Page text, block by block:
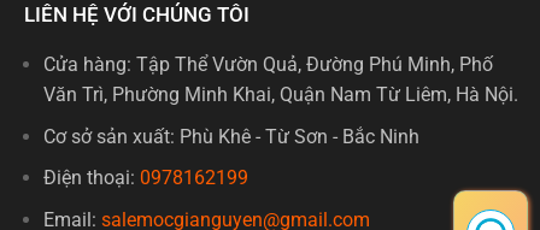
LIÊN HỆ VỚI CHÚNG TÔI
Cửa hàng: Tập Thể Vườn Quả, Đường Phú Minh, Phố
Văn Trì, Phường Minh Khai, Quận Nam Từ Liêm, Hà Nội.
Cơ sở sản xuất: Phù Khê - Từ Sơn - Bắc Ninh
Điện thoại: 0978162199
Email: salemocgianguyen@gmail.com